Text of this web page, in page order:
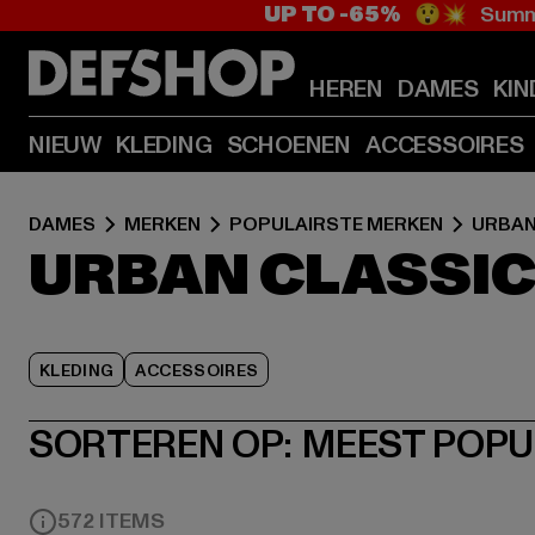
UP TO -65% 😲💥
HEREN DAMES
NIEUW KLEDING SCHOENEN ACCESSOIRES
DAMES MERKEN POPULAIRSTE MERKEN
URBAN
KLEDING ACCESSOIRES
SORTEREN OP: MEEST
572 ITEMS